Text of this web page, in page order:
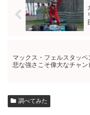
マックス・フェルスタッ
悲な強さこそ偉大なチャン
調べてみた